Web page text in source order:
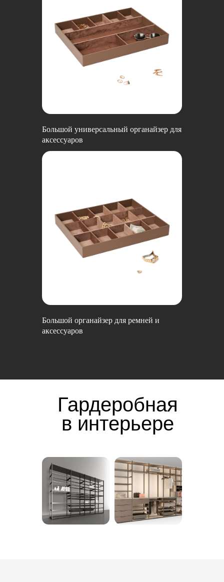
Большой универсальный органайзер для
аксессуаров
Большой органайзер для ремней и
аксессуаров
Гардеробная
в интерьере